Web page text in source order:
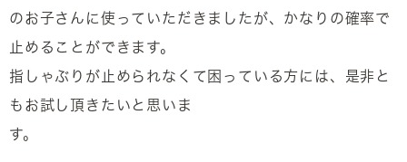
のお子さんに使っていただきましたが、かなりの確率で
止めることができます。
指しゃぶりが止められなくて困っている方には、是非と
もお試し頂きたいと思いま
す。